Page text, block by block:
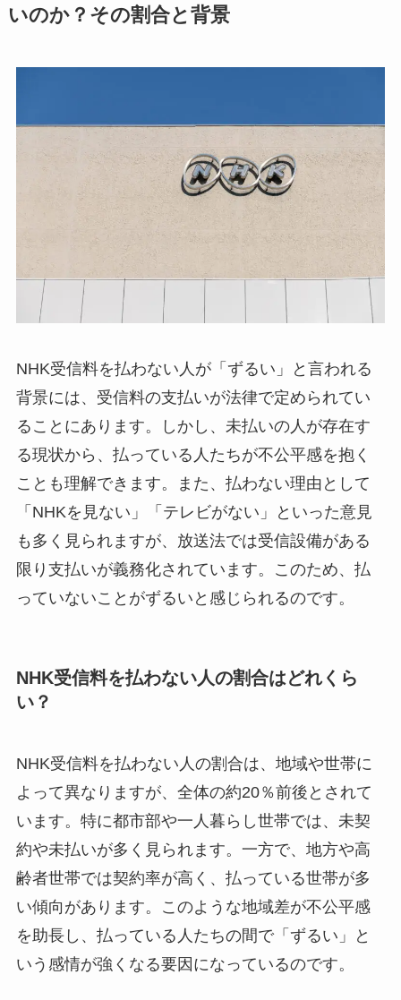
いのか？その割合と背景
NHK受信料を払わない人が「ずるい」と言われる
背景には、受信料の支払いが法律で定められてい
ることにあります。しかし、未払いの人が存在す
る現状から、払っている人たちが不公平感を抱く
ことも理解できます。また、払わない理由として
「NHKを見ない」「テレビがない」といった意見
も多く見られますが、放送法では受信設備がある
限り支払いが義務化されています。このため、払
っていないことがずるいと感じられるのです。
NHK受信料を払わない人の割合はどれくら
い？
NHK受信料を払わない人の割合は、地域や世帯に
よって異なりますが、全体の約20％前後とされて
います。特に都市部や一人暮らし世帯では、未契
約や未払いが多く見られます。一方で、地方や高
齢者世帯では契約率が高く、払っている世帯が多
い傾向があります。このような地域差が不公平感
を助長し、払っている人たちの間で「ずるい」と
いう感情が強くなる要因になっているのです。